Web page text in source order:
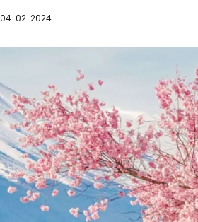
04. 02. 2024